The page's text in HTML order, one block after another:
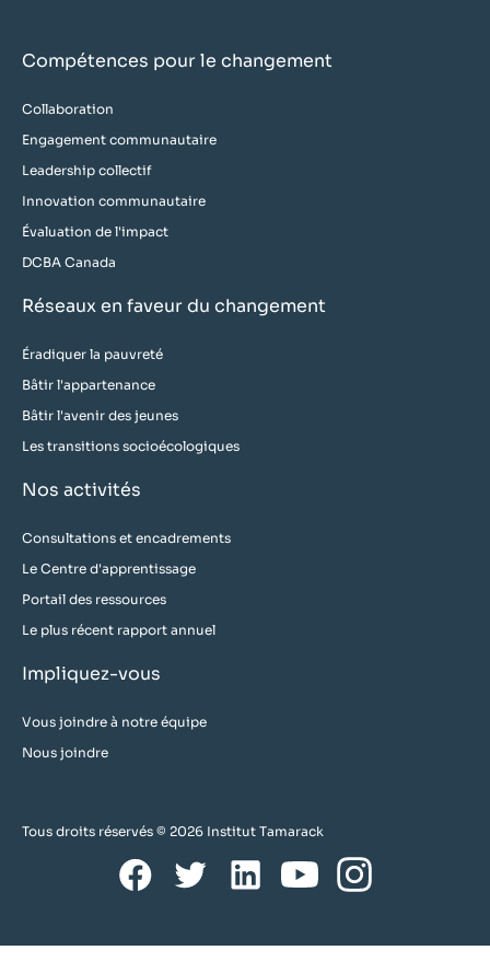
Compétences pour le changement
Collaboration
Engagement communautaire
Leadership collectif
Innovation communautaire
Évaluation de l'impact
DCBA Canada
Réseaux en faveur du changement
Éradiquer la pauvreté
Bâtir l'appartenance
Bâtir l'avenir des jeunes
Les transitions socioécologiques
Nos activités
Consultations et encadrements
Le Centre d'apprentissage
Portail des ressources
Le plus récent rapport annuel
Impliquez-vous
Vous joindre à notre équipe
Nous joindre
Tous droits réservés © 2026 Institut Tamarack